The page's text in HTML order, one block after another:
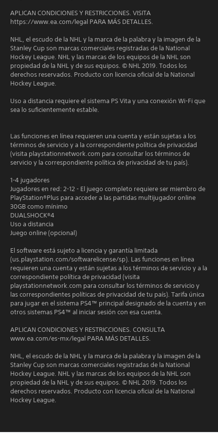
APLICAN CONDICIONES Y RESTRICCIONES. VISITA
https://www.ea.com/legal PARA MÁS DETALLES.
NHL, el escudo de la NHL y la marca de la palabra y la imagen de la
Stanley Cup son marcas comerciales registradas de la National
Hockey League. NHL y las marcas de los equipos de la NHL son
propiedad de la NHL y de sus equipos. © NHL 2019. Todos los
derechos reservados. Producto con licencia oficial de la National
Hockey League.
Uso a distancia requiere el sistema PS Vita y una conexión Wi-Fi que
sea lo suficientemente estable.
Las funciones en línea requieren una cuenta y están sujetas a los
términos de servicio y a la correspondiente política de privacidad
(visita playstationnetwork.com para consultar los términos de
servicio y la correspondiente política de privacidad de tu país).
1-4 jugadores
Jugadores en red: 2-12 - El juego completo requiere ser miembro de
PlayStation®Plus para acceder a las partidas multijugador online
30GB como mínimo
DUALSHOCK®4
Uso a distancia
Juego online (opcional)
El software está sujeto a licencia y garantía limitada
(us.playstation.com/softwarelicense/sp). Las funciones en línea
requieren una cuenta y están sujetas a los términos de servicio y a la
correspondiente política de privacidad (visita
playstationnetwork.com para consultar los términos de servicio y
las correspondientes políticas de privacidad de tu país). Tarifa única
para jugar en el sistema PS4™ principal designado de la cuenta y en
otros sistemas PS4™ al iniciar sesión con esa cuenta.
APLICAN CONDICIONES Y RESTRICCIONES. CONSULTA
www.ea.com/es-mx/legal PARA MÁS DETALLES.
NHL, el escudo de la NHL y la marca de la palabra y la imagen de la
Stanley Cup son marcas comerciales registradas de la National
Hockey League. NHL y las marcas de los equipos de la NHL son
propiedad de la NHL y de sus equipos. © NHL 2019. Todos los
derechos reservados. Producto con licencia oficial de la National
Hockey League.